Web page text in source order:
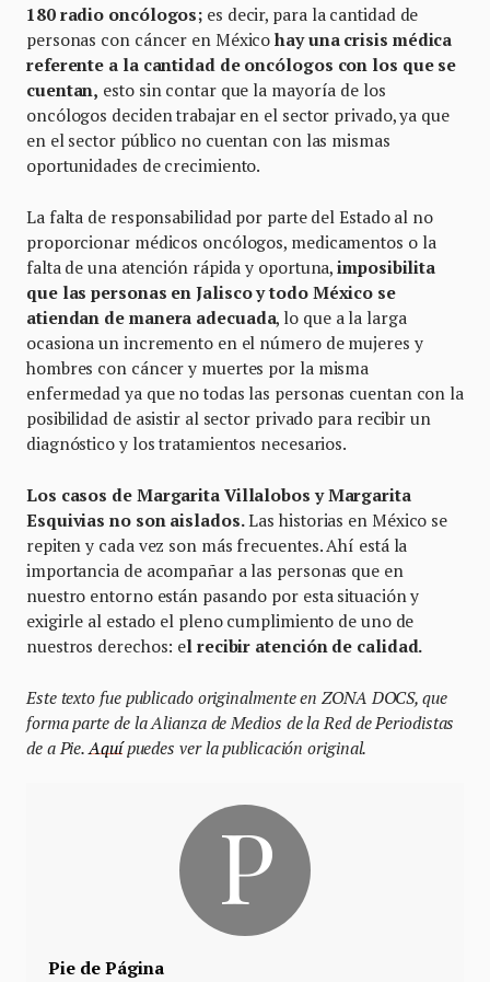
180 radio oncólogos; es decir, para la cantidad de
personas con cáncer en Méxicohay una crisis médica
referente a la cantidad de oncólogos con los que se
cuentan, esto sin contar que la mayoría de los
oncólogos deciden trabajar en el sector privado, ya que
en el sector público no cuentan con las mismas
oportunidades de crecimiento.
La falta de responsabilidad por parte del Estado al no
proporcionar médicos oncólogos, medicamentos o la
falta de una atención rápida y oportuna,imposibilita
que las personas en Jalisco y todo México se
atiendan de manera adecuada, lo que a la larga
ocasiona un incremento en el número de mujeres y
hombres con cáncer y muertes por la misma
enfermedad ya que no todas las personas cuentan con la
posibilidad de asistir al sector privado para recibir un
diagnóstico y los tratamientos necesarios.
Los casos de Margarita Villalobos y Margarita
Esquivias no son aislados.Las historias en México se
repiten y cada vez son más frecuentes. Ahí está la
importancia de acompañar a las personas que en
nuestro entorno están pasando por esta situación y
exigirle al estado el pleno cumplimiento de uno de
nuestros derechos: el recibir atención de calidad.
Este texto fue publicado originalmente en ZONA DOCS, que
forma parte de la Alianza de Medios de la Red de Periodistas
de a Pie.Aquípuedes ver la publicación original.
Pie de Página